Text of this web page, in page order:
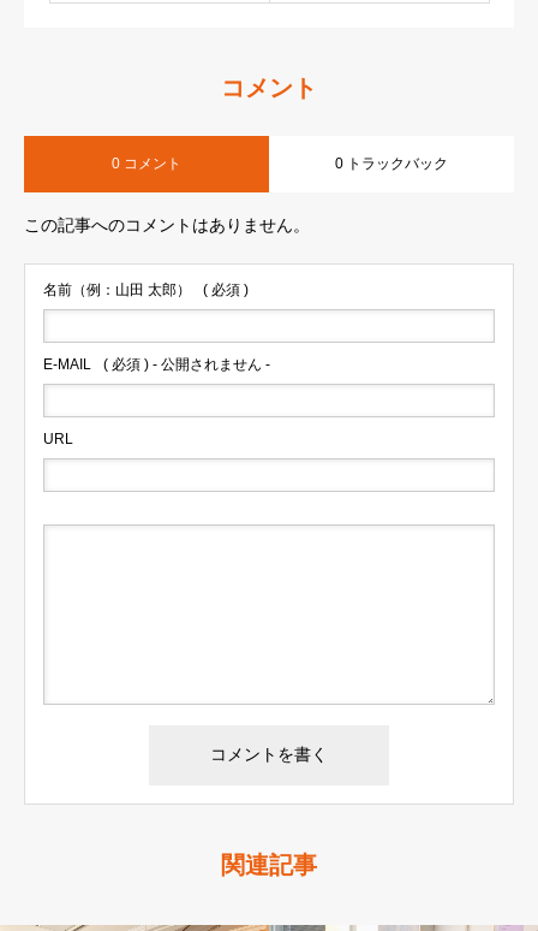
コメント
0 コメント 0 トラックバック
この記事へのコメントはありません。
名前（例：山田 太郎） ( 必須 )
E-MAIL ( 必須 ) - 公開されません -
URL
関連記事